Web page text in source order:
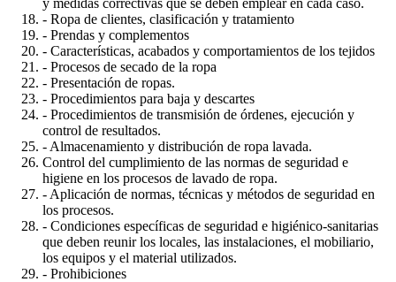
y medidas correctivas que se deben emplear en cada caso.
- Ropa de clientes, clasificación y tratamiento
- Prendas y complementos
- Características, acabados y comportamientos de los tejidos
- Procesos de secado de la ropa
- Presentación de ropas.
- Procedimientos para baja y descartes
- Procedimientos de transmisión de órdenes, ejecución y
control de resultados.
- Almacenamiento y distribución de ropa lavada.
Control del cumplimiento de las normas de seguridad e
higiene en los procesos de lavado de ropa.
- Aplicación de normas, técnicas y métodos de seguridad en
los procesos.
- Condiciones específicas de seguridad e higiénico-sanitarias
que deben reunir los locales, las instalaciones, el mobiliario,
los equipos y el material utilizados.
- Prohibiciones